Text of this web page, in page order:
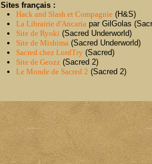
Sites français :
Hack and Slash et Compagnie (H&S)
La Librairie d'Ancaria par GilGolas
Site de Ryoki (Sacred Underworld)
Site de Mishima (Sacred Underworld)
Sacred chez LordTry (Sacred)
Site de Geozz (Sacred 2)
Le Monde de Sacred 2 (Sacred 2)